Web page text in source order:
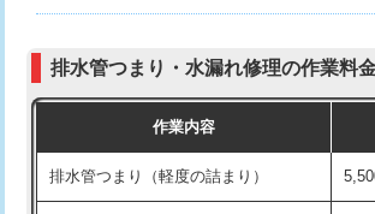
追加人工
現
※給水管工事は20mmまでの価格です。
交換・取付（その他部品）
持込商品取付（単水栓）
持込商品取付（混合水栓）
持込商品取付（浄水器・分岐水栓）
排水管つまり・水漏れ修理の作業料
作業内容
排水管つまり（軽度の詰まり）